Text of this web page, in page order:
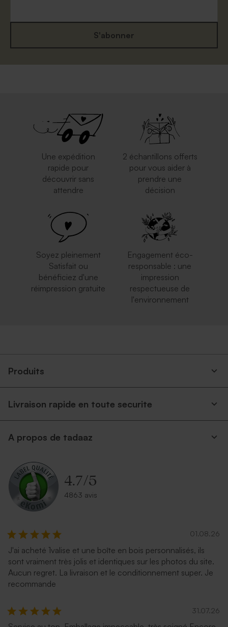
S'abonner
Une expédition
rapide pour
découvrir sans
attendre
2 échantillons offerts
pour vous aider à
prendre une
décision
Soyez pleinement
Satisfait ou
bénéficiez d'une
réimpression gratuite
Engagement éco-
responsable : une
impression
respectueuse de
l'environnement
Produits
Livraison rapide en toute securite
A propos de tadaaz
4.7/5
4863 avis
01.08.26
J'ai acheté 1valise et une boîte en bois personnalisés, ils
sont vraiment très jolis et identiques sur les photos du site.
Aucun regret. La livraison et le conditionnement super. Je
recommande
31.07.26